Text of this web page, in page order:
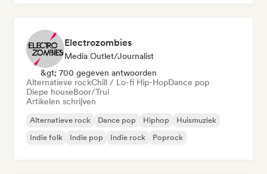
Electrozombies
Media Outlet/Journalist
&gt; 700 gegeven antwoorden
Alternatieve rockChill / Lo-fi Hip-HopDance pop
Diepe houseBoor/Trui
Artikelen schrijven
Alternatieve rock Dance pop Hiphop
Huismuziek
Indie folk
Indie pop Indie rock Poprock